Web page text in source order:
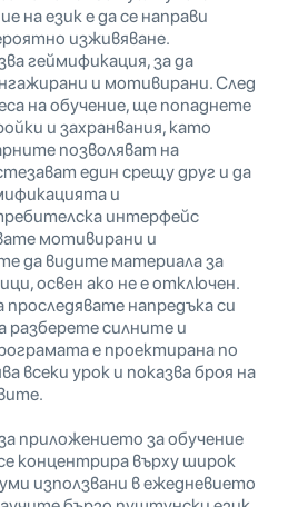
на език е да се направи
изживяване.
геймификация, за да
и мотивирани. След
на обучение, ще попаднете
и захранвания, като
позволяват на
един срещу друг и да
и
интерфейс
мотивирани и
да видите материала за
освен ако не е отключен.
напредъка си
разберете силните и
е проектирана по
всеки урок и показва броя на
приложението за обучение
концентрира върху широк
използвани в ежедневието